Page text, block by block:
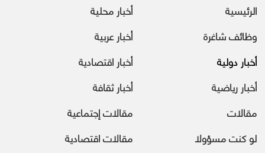
الرئيسية
أخبار محلية
وظائف شاغرة
أخبار عربية
أخبار دولية
أخبار اقتصادية
أخبار رياضية
أخبار ثقافة
مقالات
مقالات إجتماعية
لو كنت مسؤولا
مقالات اقتصادية